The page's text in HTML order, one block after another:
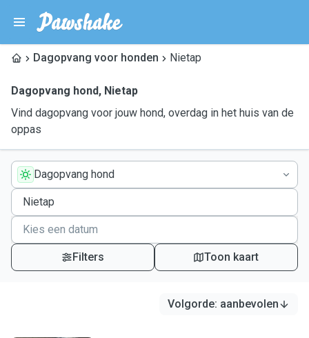
Dagopvang voor honden Nietap
Dagopvang hond, Nietap
Vind dagopvang voor jouw hond, overdag in het huis van de
oppas
Dagopvang hond
Filters Toon kaart
Volgorde: aanbevolen